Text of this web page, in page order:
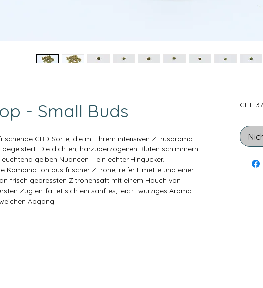
- Small Buds
CBD-Sorte, die mit ihrem intensiven Zitrusaroma
Die dichten, harzüberzogenen Blüten schimmern
gelben Nuancen – ein echter Hingucker.
Kombination aus frischer Zitrone, reifer Limette und einer
frisch gepressten Zitronensaft mit einem Hauch von
Zug entfaltet sich ein sanftes, leicht würziges Aroma
Abgang.
CHF